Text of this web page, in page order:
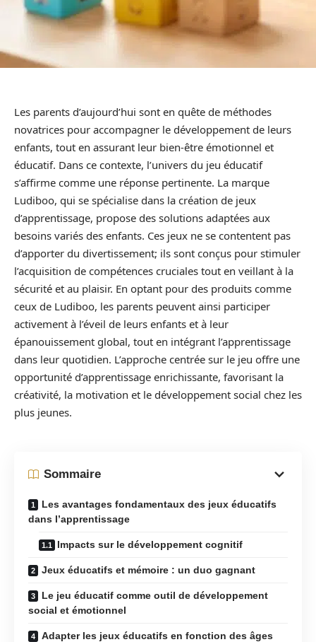
Les parents d’aujourd’hui sont en quête de méthodes
novatrices pour accompagner le développement de leurs
enfants, tout en assurant leur bien-être émotionnel et
éducatif. Dans ce contexte, l’univers du jeu éducatif
s’affirme comme une réponse pertinente. La marque
Ludiboo, qui se spécialise dans la création de jeux
d’apprentissage, propose des solutions adaptées aux
besoins variés des enfants. Ces jeux ne se contentent pas
d’apporter du divertissement; ils sont conçus pour stimuler
l’acquisition de compétences cruciales tout en veillant à la
sécurité et au plaisir. En optant pour des produits comme
ceux de Ludiboo, les parents peuvent ainsi participer
activement à l’éveil de leurs enfants et à leur
épanouissement global, tout en intégrant l’apprentissage
dans leur quotidien. L’approche centrée sur le jeu offre une
opportunité d’apprentissage enrichissante, favorisant la
créativité, la motivation et le développement social chez les
plus jeunes.
Sommaire
Les avantages fondamentaux des jeux éducatifs
dans l’apprentissage
Impacts sur le développement cognitif
Jeux éducatifs et mémoire : un duo gagnant
Le jeu éducatif comme outil de développement
social et émotionnel
Adapter les jeux éducatifs en fonction des âges